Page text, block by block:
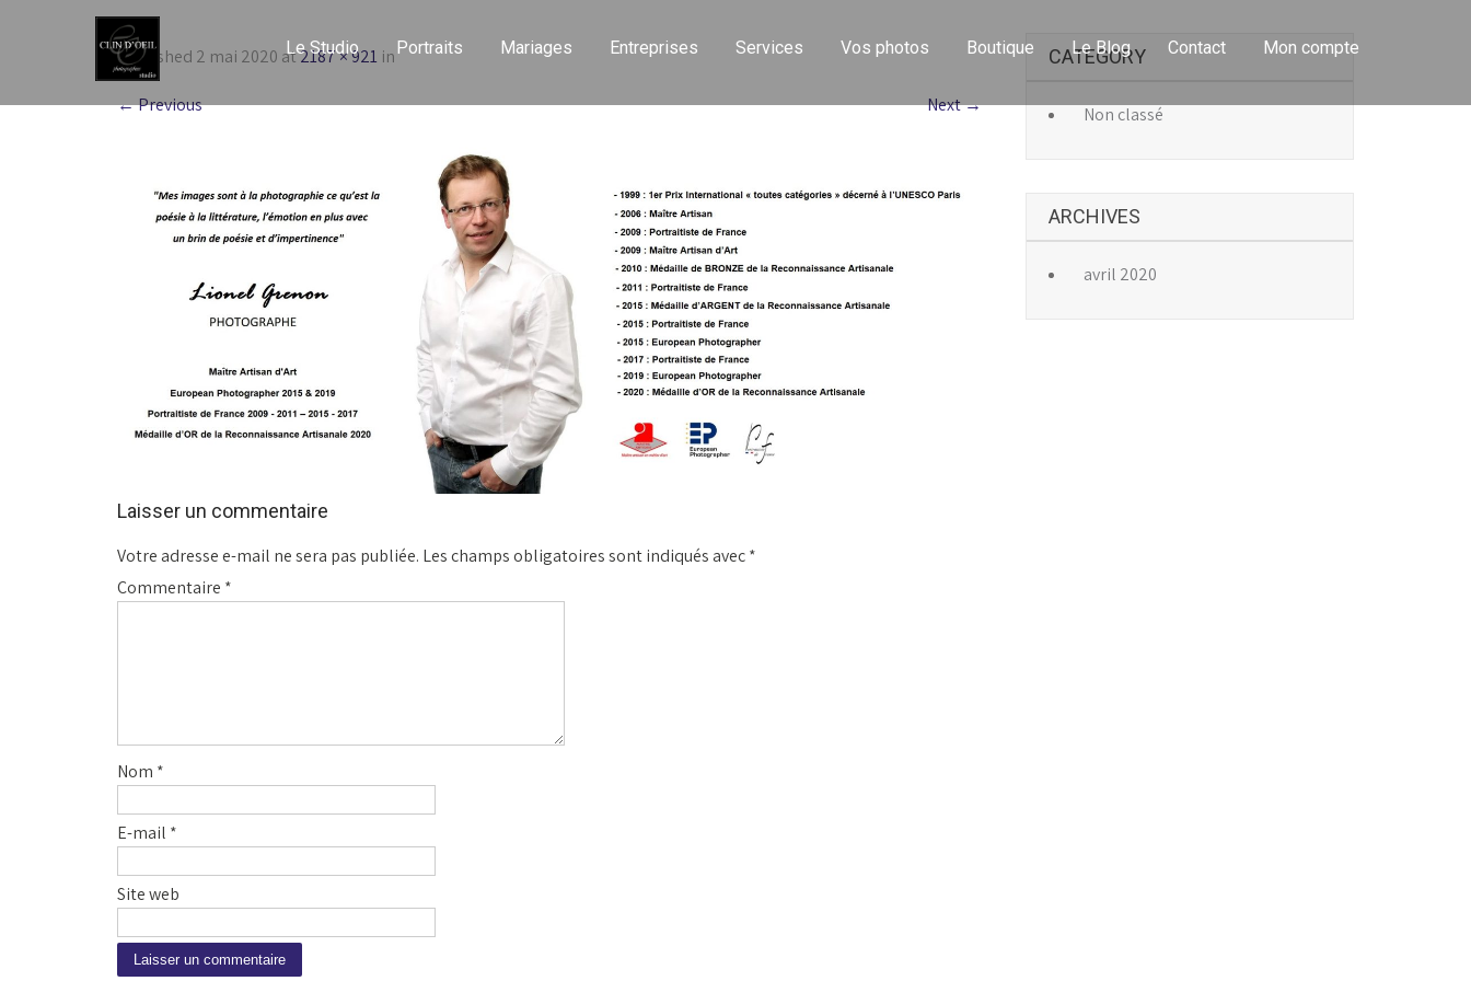
Le Studio Portraits Mariages Entreprises Services Vos photos Boutique Le Blog Contact Mon compte
Published 2 mai 2020 at2187 × 921 in
←Previous Next→
Laisser un commentaire
Votre adresse e-mail ne sera pas publiée. Les champs obligatoires sont indiqués avec*
Commentaire *
Nom *
E-mail *
Site web
CATEGORY
Non classé
ARCHIVES
avril 2020